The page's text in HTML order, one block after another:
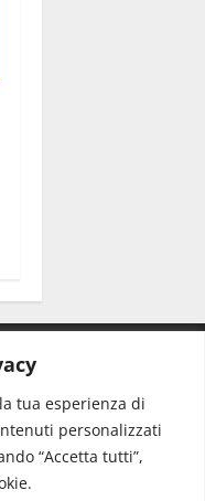
tua esperienza di
personalizzati
“Accetta tutti”,